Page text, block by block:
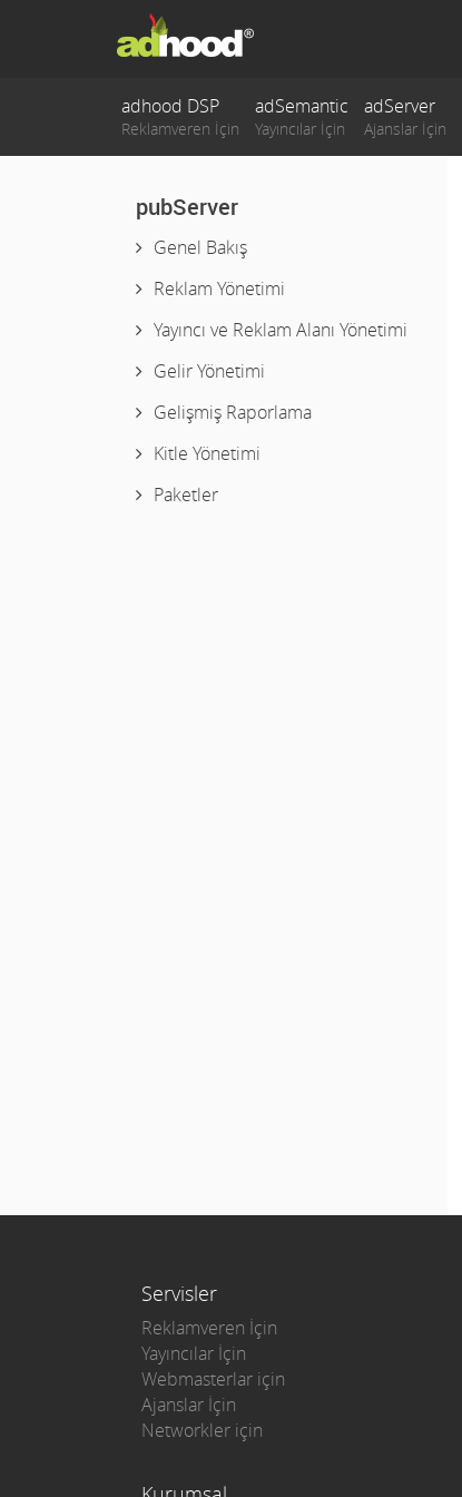
adhood DSP adSemantic adServer
pubServer
Genel Bakış
Reklam Yönetimi
Yayıncı ve Reklam Alanı Yönetimi
Gelir Yönetimi
Gelişmiş Raporlama
Kitle Yönetimi
Paketler
Servisler
Reklamveren İçin
Yayıncılar İçin
Webmasterlar için
Ajanslar İçin
Networkler için